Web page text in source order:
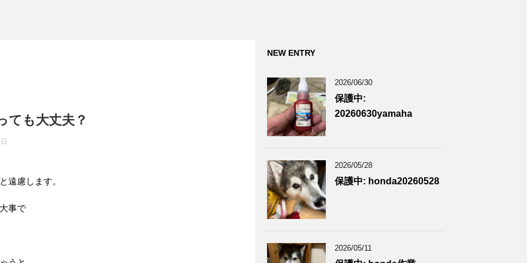
ても大丈夫？
遠慮します。
事で
NEW ENTRY
2026/06/30
保護中:
20260630yamaha
2026/05/28
保護中: honda20260528
2026/05/11